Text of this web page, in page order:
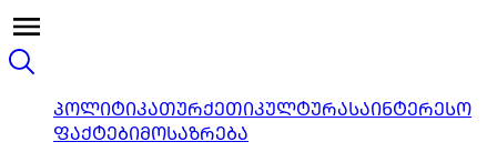
ᲞᲝᲚᲘᲢᲘᲙᲐᲗᲣᲠᲥᲔᲗᲘᲙᲣᲚᲢᲣᲠᲐᲡᲐᲘᲜᲢᲔᲠᲔᲡᲝ
ᲤᲐᲥᲢᲔᲑᲘᲛᲝᲡᲐᲖᲠᲔᲑᲐ